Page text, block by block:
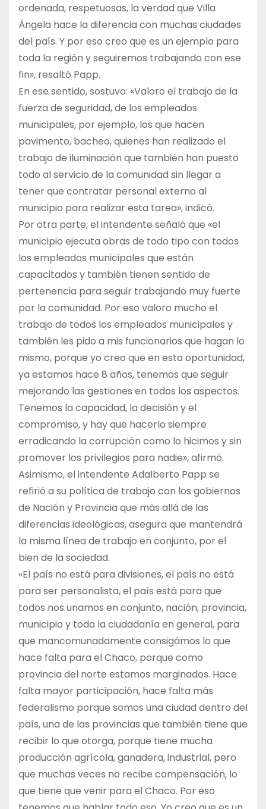
ordenada, respetuosas, la verdad que Villa
Ángela hace la diferencia con muchas ciudades
del país. Y por eso creo que es un ejemplo para
toda la región y seguiremos trabajando con ese
fin», resaltó Papp.
En ese sentido, sostuvo: «Valoro el trabajo de la
fuerza de seguridad, de los empleados
municipales, por ejemplo, los que hacen
pavimento, bacheo, quienes han realizado el
trabajo de iluminación que también han puesto
todo al servicio de la comunidad sin llegar a
tener que contratar personal externo al
municipio para realizar esta tarea», indicó.
Por otra parte, el intendente señaló que «el
municipio ejecuta obras de todo tipo con todos
los empleados municipales que están
capacitados y también tienen sentido de
pertenencia para seguir trabajando muy fuerte
por la comunidad. Por eso valoro mucho el
trabajo de todos los empleados municipales y
también les pido a mis funcionarios que hagan lo
mismo, porque yo creo que en esta oportunidad,
ya estamos hace 8 años, tenemos que seguir
mejorando las gestiones en todos los aspectos.
Tenemos la capacidad, la decisión y el
compromiso, y hay que hacerlo siempre
erradicando la corrupción como lo hicimos y sin
promover los privilegios para nadie», afirmó.
Asimismo, el intendente Adalberto Papp se
refirió a su política de trabajo con los gobiernos
de Nación y Provincia que más allá de las
diferencias ideológicas, asegura que mantendrá
la misma línea de trabajo en conjunto, por el
bien de la sociedad.
«El país no está para divisiones, el país no está
para ser personalista, el país está para que
todos nos unamos en conjunto, nación, provincia,
municipio y toda la ciudadanía en general, para
que mancomunadamente consigámos lo que
hace falta para el Chaco, porque como
provincia del norte estamos marginados. Hace
falta mayor participación, hace falta más
federalismo porque somos una ciudad dentro del
país, una de las provincias que también tiene que
recibir lo que otorga, porque tiene mucha
producción agrícola, ganadera, industrial, pero
que muchas veces no recibe compensación, lo
que tiene que venir para el Chaco. Por eso